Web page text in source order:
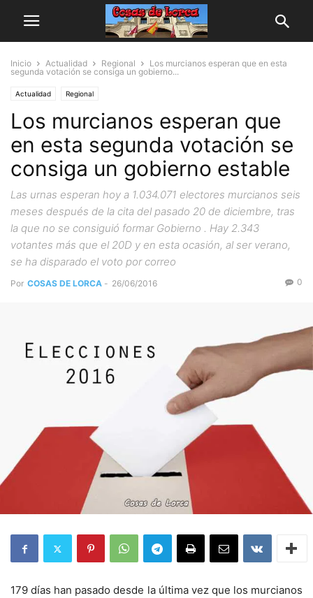
Inicio Actualidad Regional
Los murcianos esperan que en esta
segunda votación se consiga un gobierno...
Actualidad Regional
Los murcianos esperan que
en esta segunda votación se
consiga un gobierno estable
Las urnas esperan hoy a 1.034.071 electores murcianos seis
meses después de la cita del pasado 20 de diciembre, tras
la que no se consiguió formar Gobierno . Hay 2.343
votantes más que el 20D y en esta ocasión, al ser verano,
se ha disparado el voto por correo
Por COSAS DE LORCA - 26/06/2016 0
179 días han pasado desde la última vez que los murcianos